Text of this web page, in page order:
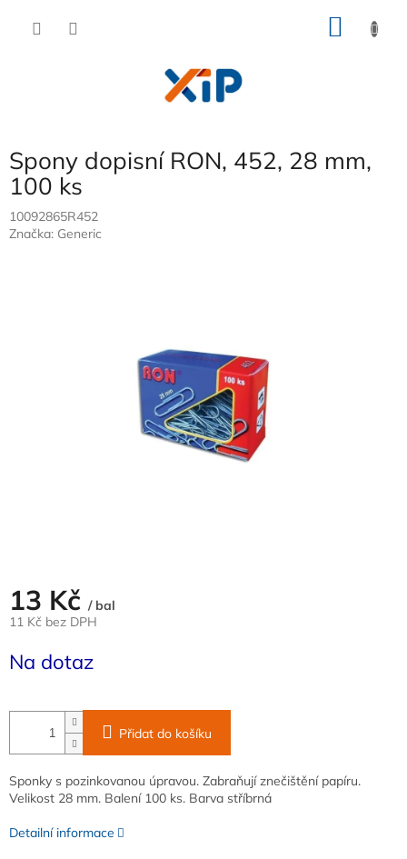
Spony dopisní RON, 452, 28 mm,
100 ks
10092865R452
Značka: Generic
13 Kč / bal
11 Kč bez DPH
cena:
Na dotaz
Přidat do košíku
Sponky s pozinkovanou úpravou. Zabraňují znečištění papíru.
Velikost 28 mm. Balení 100 ks. Barva stříbrná
Detailní informace